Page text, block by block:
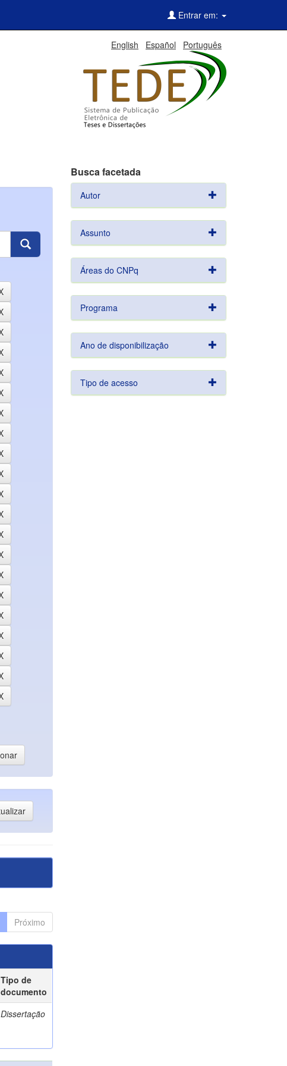
Entrar em:
English Español Português
Próximo
Tipo de
documento
Dissertação
Busca facetada
Autor
Assunto
Áreas do CNPq
Programa
Ano de disponibilização
Tipo de acesso